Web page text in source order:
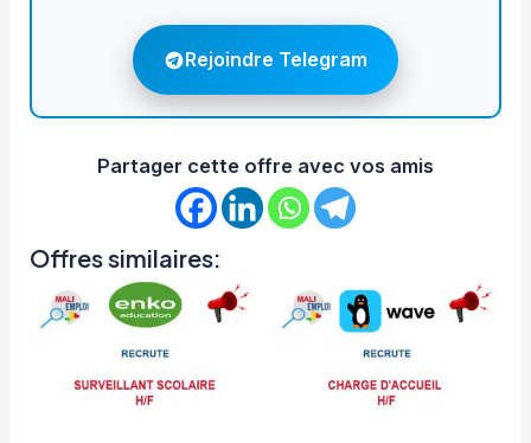
Rejoindre Telegram
Partager cette offre avec vos amis
Offres similaires: